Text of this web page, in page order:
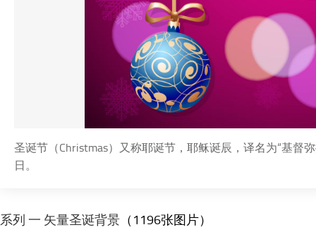
圣诞节（Christmas）又称耶诞节，耶稣诞辰，译名为“基督
日。
系列 一 矢量圣诞背景 （1196张图片）